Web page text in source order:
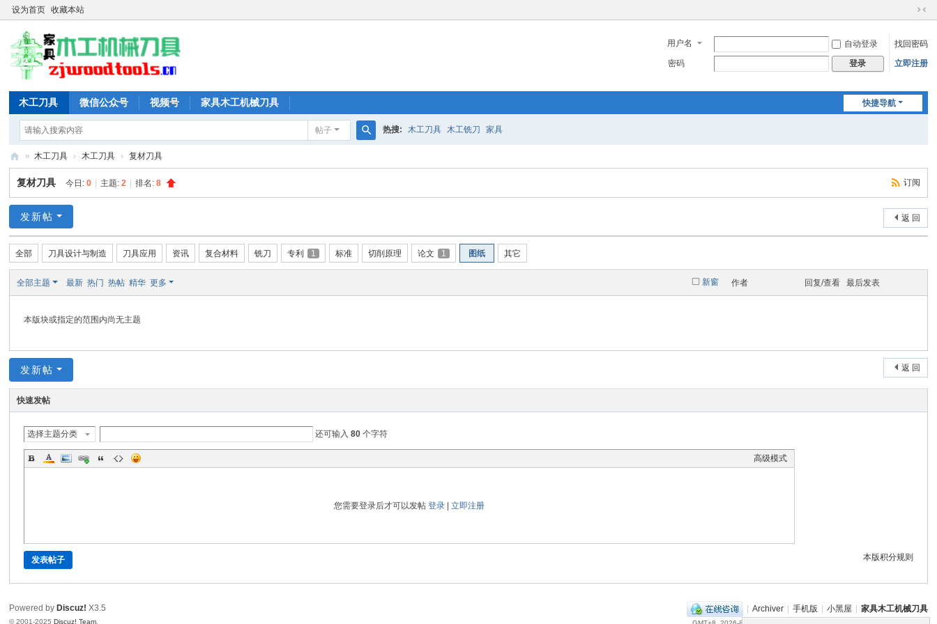
设为首页 收藏本站
切
到
窄
用户名 自动登录
找回密码
密码
登录 立即注册
快捷导航
木工刀具 微信公众号 视频号 家具木工机械刀具
帖子
索
热搜: 木工刀具 木工铣刀 家具
木
工
具
网
» 木工刀具 › 木工刀具 › 复材刀具
订阅
复材刀具 今日:0 主题:2 排名:8
返 回
发新帖
全部 刀具设计与制造 刀具应用 资讯 复合材料 铣刀 专利 1 标准 切削原理 论文 1 图纸 其它
新窗
全部主题 最新 热门 热帖 精华 更多 作者 回复/查看 最后发表
本版块或指定的范围内尚无主题
返 回
发新帖
快速发帖
选择主题分类 还可输入80 个字符
高级模式
您需要登录后才可以发帖 登录| 立即注册
本版积分规则
发表帖子
| Archiver | 手机版 | 小黑屋 | 家具木工机械刀具
Powered by Discuz! X3.5
© 2001-2025Discuz! Team